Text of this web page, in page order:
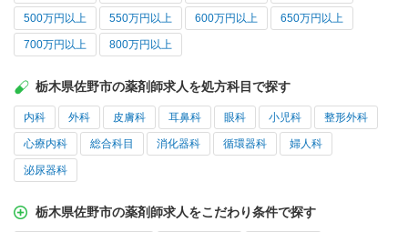
500万円以上 550万円以上 600万円以上 650万円以上
700万円以上 800万円以上
栃木県佐野市の薬剤師求人を処方科目で探す
内科 外科 皮膚科 耳鼻科 眼科 小児科 整形外科
心療内科 総合科目 消化器科 循環器科 婦人科
泌尿器科
栃木県佐野市の薬剤師求人をこだわり条件で探す